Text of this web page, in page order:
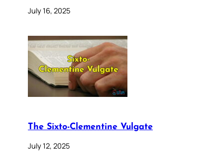
July 16, 2025
The Sixto-Clementine Vulgate
July 12, 2025